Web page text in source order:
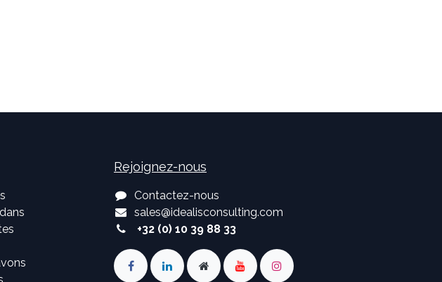
Rejoignez-nous
Contactez-nous
sales@idealisconsulting.com
+32 (0) 10 39 88 33